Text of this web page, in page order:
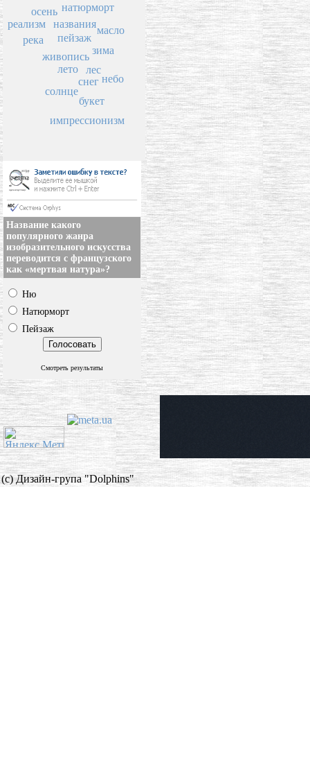
пейзаж
названия
живопись
лето
натюрморт
солнце
лес
зима
осень
букет
масло
река
снег
реализм
небо
импрессионизм
Название какого
популярного жанра
изобразительного искусства
переводится с французского
как «мертвая натура»?
Ню
Натюрморт
Пейзаж
Смотреть результаты
(c) Дизайн-група "Dolphins"